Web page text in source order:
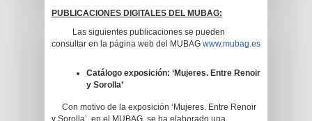
PUBLICACIONES DIGITALES DEL MUBAG:
Las siguientes publicaciones se pueden
consultar en la página web del MUBAG www.mubag.es
Catálogo exposición: ‘Mujeres. Entre Renoir
y Sorolla’
Con motivo de la exposición ‘Mujeres. Entre Renoir
y Sorolla’, en el MUBAG, se ha elaborado una